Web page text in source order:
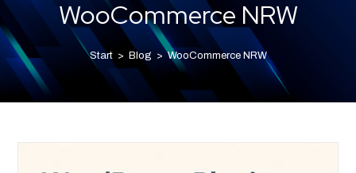
WooCommerce NRW
Start > Blog > WooCommerce NRW